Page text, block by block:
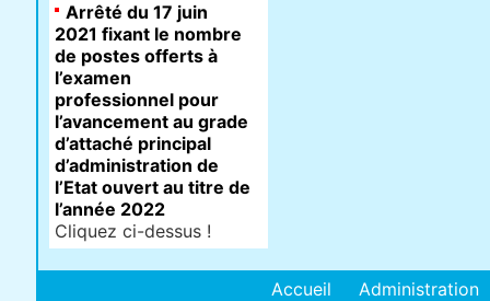
Arrêté du 17 juin
2021 fixant le nombre
de postes offerts à
l’examen
professionnel pour
l’avancement au grade
d’attaché principal
d’administration de
l’Etat ouvert au titre de
l’année 2022
Cliquez ci-dessus !
Accueil Administration